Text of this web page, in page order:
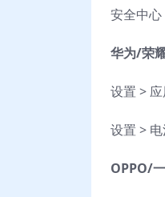
安全中心
华为/荣
设置 >
设置 >
OPPO/